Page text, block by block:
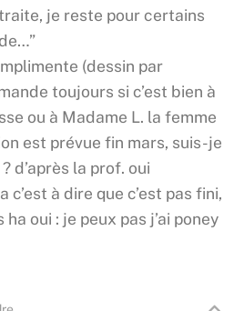
je reste pour certains
(dessin par
toujours si c’est bien à
ou à Madame L. la femme
est prévue fin mars, suis-je
d’après la prof. oui
c’est à dire que c’est pas fini,
ha oui : je peux pas j’ai poney